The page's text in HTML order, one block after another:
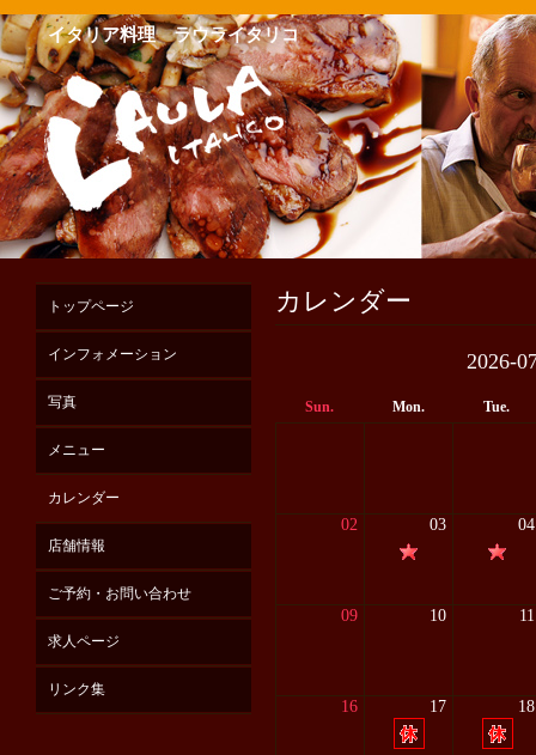
イタリア料理 ラウライタリコ
カレンダー
2026-
Sun. Mon. Tue.
02 03 04
09 10 11
16 17 18
トップページ
インフォメーション
写真
メニュー
カレンダー
店舗情報
ご予約・お問い合わせ
求人ページ
リンク集